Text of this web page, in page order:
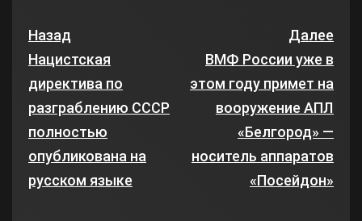
Назад
Нацистская
директива по
разграблению СССР
полностью
опубликована на
русском языке
Далее
ВМФ России уже в
этом году примет на
вооружение АПЛ
«Белгород» —
носитель аппаратов
«Посейдон»